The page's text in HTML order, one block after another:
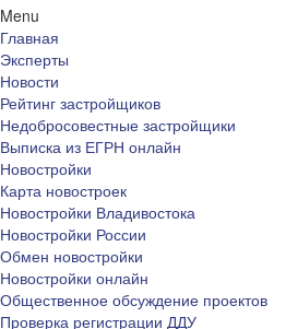
Menu
Главная
Эксперты
Новости
Рейтинг застройщиков
Недобросовестные застройщики
Выписка из ЕГРН онлайн
Новостройки
Карта новостроек
Новостройки Владивостока
Новостройки России
Обмен новостройки
Новостройки онлайн
Общественное обсуждение проектов
Проверка регистрации ДДУ